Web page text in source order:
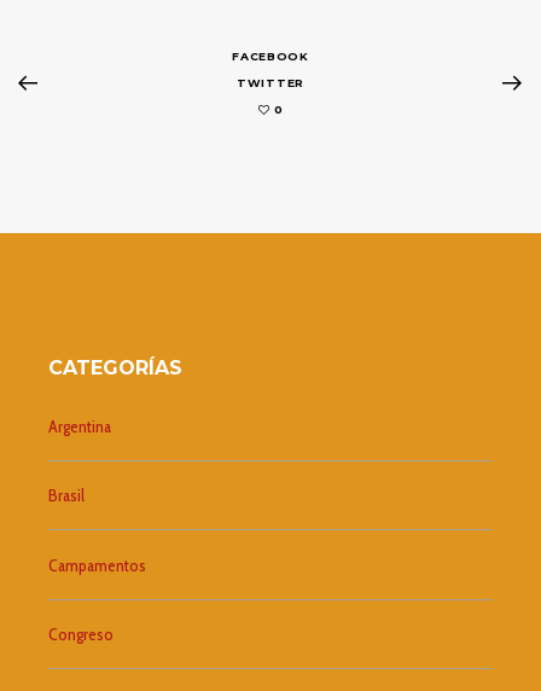
FACEBOOK
TWITTER
0
CATEGORÍAS
Argentina
Brasil
Campamentos
Congreso